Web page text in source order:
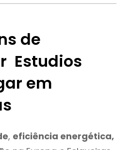
de
Estudios
em
, eficiência energética,